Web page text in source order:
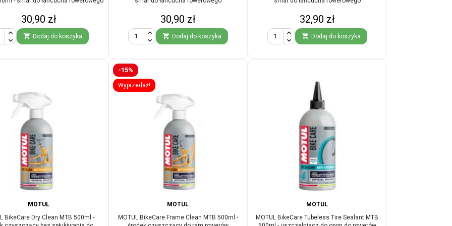
Cena
30,90 zł
 Dodaj do koszyka
Cena
30,90 zł
 Dodaj do koszyka
Cena
32,90 zł
 Dodaj do koszyka
MOTUL
BikeCare Dry Clean MTB 500ml -
-15%
Wyprzedaż!
MOTUL
MOTUL BikeCare Frame Clean MTB 500ml -
MOTUL
MOTUL BikeCare Tubeless Tire Sealant MTB